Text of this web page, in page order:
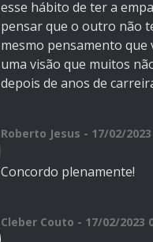
esse hábito de ter a
pensar que o outro não
mesmo pensamento que
uma visão que muitos
depois de anos de
Roberto Jesus - 17/02/2023
Concordo plenamente!
Cleber Couto - 17/02/2023